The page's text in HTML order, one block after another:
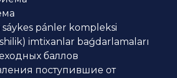
sáykes pánler kompleksi
imtixanlar baǵdarlamaları
баллов
поступившие от